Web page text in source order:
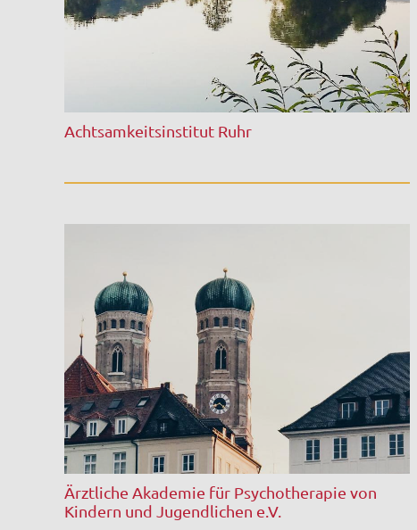
Achtsamkeitsinstitut Ruhr
Ärztliche Akademie für Psychotherapie von
Kindern und Jugendlichen e.V.